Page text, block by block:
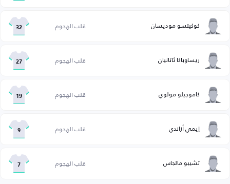
كوكيتسو موديسان قلب الهجوم 32
ريساوباكا ثاتانيان قلب الهجوم 27
كاموجيلو مولوي قلب الهجوم 19
إيمي أزاندي قلب الهجوم 9
تشيبو مالجاس قلب الهجوم 7